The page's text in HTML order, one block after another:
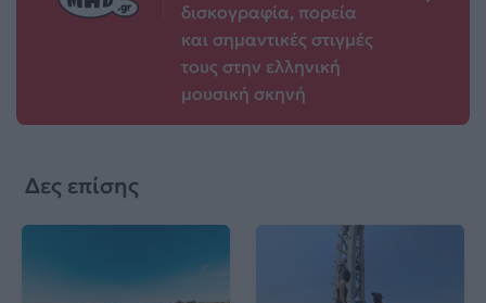
δισκογραφία, πορεία
και σημαντικές στιγμές
τους στην ελληνική
μουσική σκηνή
Δες επίσης